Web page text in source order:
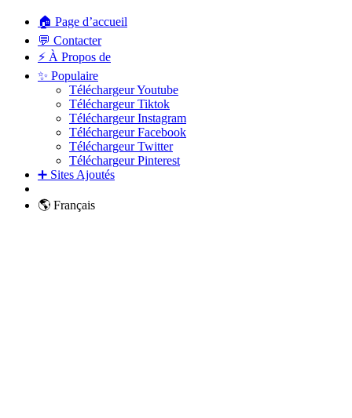
🏠 Page d’accueil
💬 Contacter
⚡ À Propos de
✨ Populaire
Téléchargeur Youtube
Téléchargeur Tiktok
Téléchargeur Instagram
Téléchargeur Facebook
Téléchargeur Twitter
Téléchargeur Pinterest
➕ Sites Ajoutés
🌎 Français